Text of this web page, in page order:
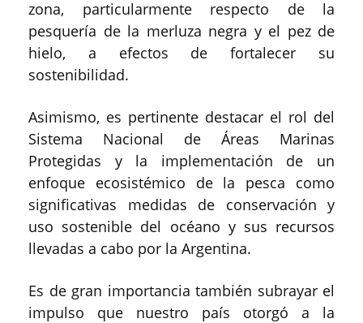
zona, particularmente respecto de la
pesquería de la merluza negra y el pez de
hielo, a efectos de fortalecer su
sostenibilidad.
Asimismo, es pertinente destacar el rol del
Sistema Nacional de Áreas Marinas
Protegidas y la implementación de un
enfoque ecosistémico de la pesca como
significativas medidas de conservación y
uso sostenible del océano y sus recursos
llevadas a cabo por la Argentina.
Es de gran importancia también subrayar el
impulso que nuestro país otorgó a la